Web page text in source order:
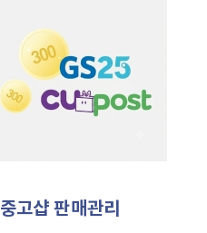
중고샵 판매관리